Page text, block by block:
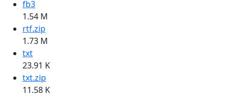
fb3
1.54 M
rtf.zip
1.73 M
txt
23.91 K
txt.zip
11.58 K